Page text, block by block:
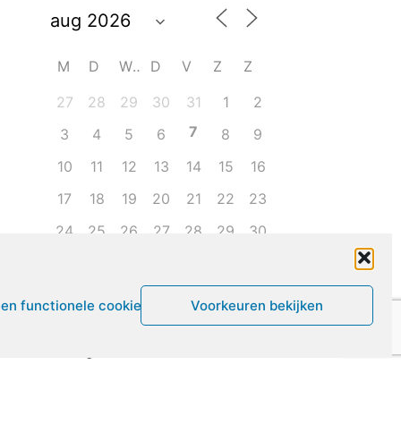
functionele cookies Voorkeuren bekijken
M D W D V Z
Z
27
28 29 30 31 1
2
3
4 5 6 7 8
9
10
11 12 13 14 15
16
17
18 19 20 21 22
23
24
25 26 27 28 29
30
Leven met ME/CVS en POTS